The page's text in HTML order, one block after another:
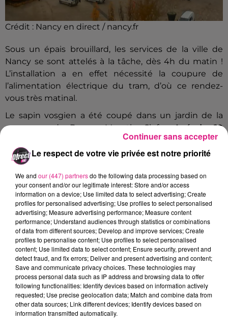
Crédit : Nancy en direct / nancy.fr
Sous un épais brouillard, les services de la ville de
Nancy se sont attelés à la tâche, dès 4h du matin !
L’installation a en effet nécessité la coupure de
l’alimentation électrique du tram, d’où ce rendez-
vous très matinal.
Le sapin vosgien a été coupé dans un jardin de la
commune de Ban-sur-Meurthe-Clefcy.Agé de 60
, cet arbre mesure 22 mètres et pèse 6,2 tonnes. Il
sera illuminéle 23 novembreprochain, à l’occasion
du lancement des Fêtes de la St Nicolas à Nancy.
La société Festilight se chargera de la décoration de
l’arbre. Le sapin revêtira alors des guirlandes blanches
scintillantes, qui seront enroulées autour de chaque
branche une à une. Le sapin sera également habillé
de bouquets lumineux rouges et blancs. Il rendra
hommage au Japon,le pays invité d’honneur de la
Ville de Nancy pour cette édition 2018.
FIL ACTUS
12h06
Metz : une distribution de lunette gratuite pour voir l’éclipse
Le respect de votre vie privée est notre priorité
We and our (447) partnersdo the following data processing based on
your consent and/or our legitimate interest: Store and/or access
information on a device; Use limited data to select advertising; Create
profiles for personalised advertising; Use profiles to select personalised
advertising; Measure advertising performance; Measure content
performance; Understand audiences through statistics or combinations
of data from different sources; Develop and improve services; Create
profiles to personalise content; Use profiles to select personalised
content; Use limited data to select content; Ensure security, prevent and
detect fraud, and fix errors; Deliver and present advertising and content;
Save and communicate privacy choices. These technologies may
process personal data such as IP address and browsing data to offer
following functionalities: Identify devices based on information actively
requested; Use precise geolocation data; Match and combine data from
other data sources; Link different devices; Identify devices based on
information transmitted automatically.
Continuer sans accepter